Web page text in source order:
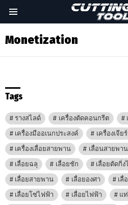
Monetization
Tags
รางสไลด์ เครื่องตัดคอนกรีต
เครื่องมืออเนกประสงค์
เครื่องเจียร์
เครื่องเลื่อยสายพาน
เลื่อนสายพา
เลื่อยฉลุ
เลื่อยชัก เลื่อยตัดกิ่ง
เลื่อยสายพาน
เลื่อยองศา เลื่
เลื่อยโซ่ไฟฟ้า
เลื่อยไฟฟ้า
แ